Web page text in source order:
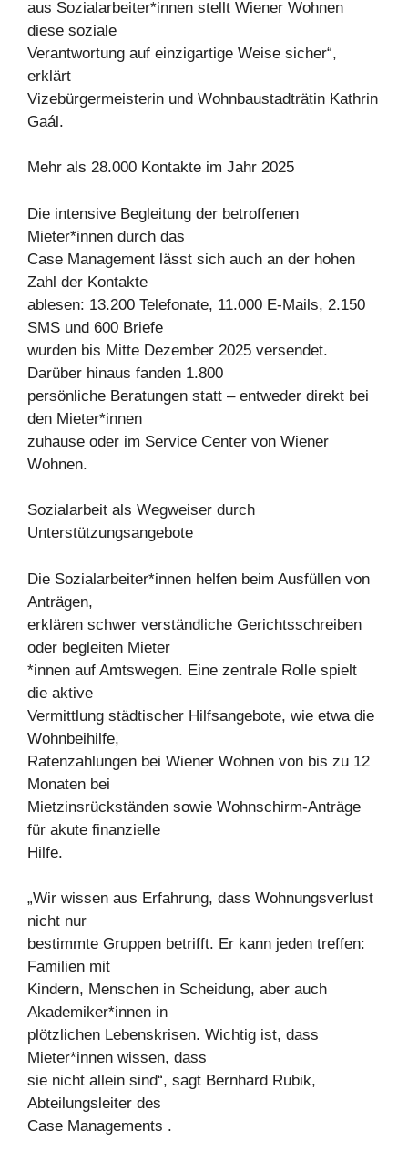
aus Sozialarbeiter*innen stellt Wiener Wohnen
diese soziale
Verantwortung auf einzigartige Weise sicher“,
erklärt
Vizebürgermeisterin und Wohnbaustadträtin Kathrin
Gaál.
Mehr als 28.000 Kontakte im Jahr 2025
Die intensive Begleitung der betroffenen
Mieter*innen durch das
Case Management lässt sich auch an der hohen
Zahl der Kontakte
ablesen: 13.200 Telefonate, 11.000 E-Mails, 2.150
SMS und 600 Briefe
wurden bis Mitte Dezember 2025 versendet.
Darüber hinaus fanden 1.800
persönliche Beratungen statt – entweder direkt bei
den Mieter*innen
zuhause oder im Service Center von Wiener
Wohnen.
Sozialarbeit als Wegweiser durch
Unterstützungsangebote
Die Sozialarbeiter*innen helfen beim Ausfüllen von
Anträgen,
erklären schwer verständliche Gerichtsschreiben
oder begleiten Mieter
*innen auf Amtswegen. Eine zentrale Rolle spielt
die aktive
Vermittlung städtischer Hilfsangebote, wie etwa die
Wohnbeihilfe,
Ratenzahlungen bei Wiener Wohnen von bis zu 12
Monaten bei
Mietzinsrückständen sowie Wohnschirm-Anträge
für akute finanzielle
Hilfe.
„Wir wissen aus Erfahrung, dass Wohnungsverlust
nicht nur
bestimmte Gruppen betrifft. Er kann jeden treffen:
Familien mit
Kindern, Menschen in Scheidung, aber auch
Akademiker*innen in
plötzlichen Lebenskrisen. Wichtig ist, dass
Mieter*innen wissen, dass
sie nicht allein sind“, sagt Bernhard Rubik,
Abteilungsleiter des
Case Managements .